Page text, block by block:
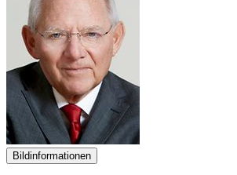
Bildinformationen